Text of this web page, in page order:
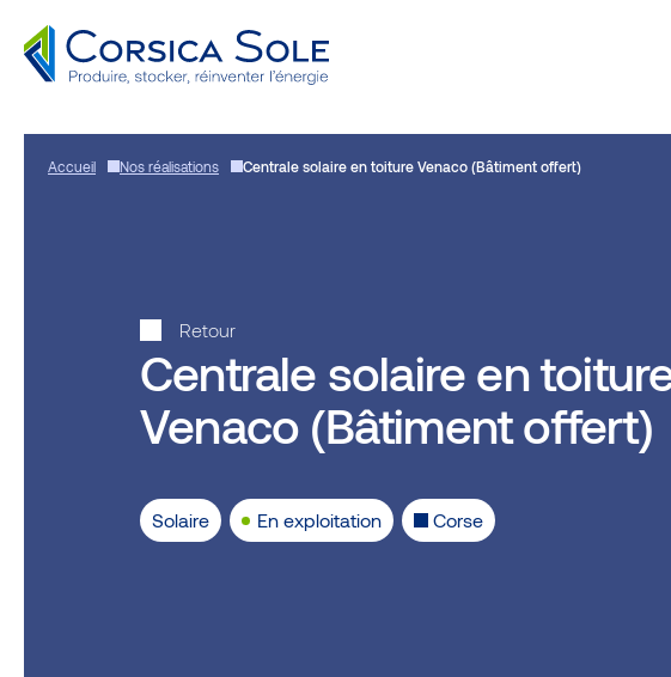
Accueil Nos réalisations Centrale solaire en toiture Venaco (Bâtiment offert)
Retour
Centrale solaire en
Venaco (Bâtiment offert)
Solaire En exploitation Corse